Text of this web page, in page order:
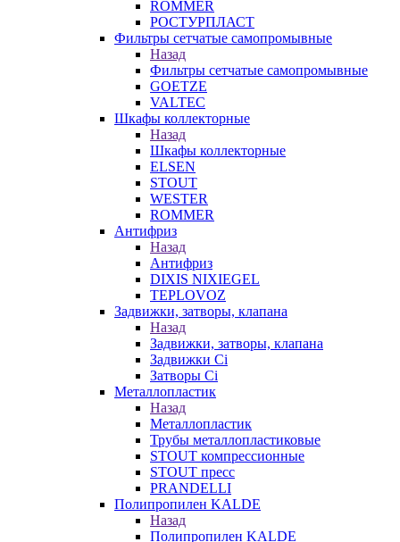
ROMMER
РОСТУРПЛАСТ
Фильтры сетчатые самопромывные
Назад
Фильтры сетчатые самопромывные
GOETZE
VALTEC
Шкафы коллекторные
Назад
Шкафы коллекторные
ELSEN
STOUT
WESTER
ROMMER
Антифриз
Назад
Антифриз
DIXIS NIXIEGEL
TEPLOVOZ
Задвижки, затворы, клапана
Назад
Задвижки, затворы, клапана
Задвижки Ci
Затворы Ci
Металлопластик
Назад
Металлопластик
Трубы металлопластиковые
STOUT компрессионные
STOUT пресс
PRANDELLI
Полипропилен KALDE
Назад
Полипропилен KALDE